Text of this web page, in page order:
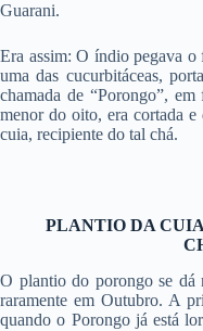
Guarani.
Era assim: O índio pegava
uma das cucurbitáceas,
chamada de “Porongo”,
menor do oito, era cortada e
cuia, recipiente do tal chá.
PLANTIO DA
O plantio do porongo se dá
raramente em Outubro. A
quando o Porongo já está